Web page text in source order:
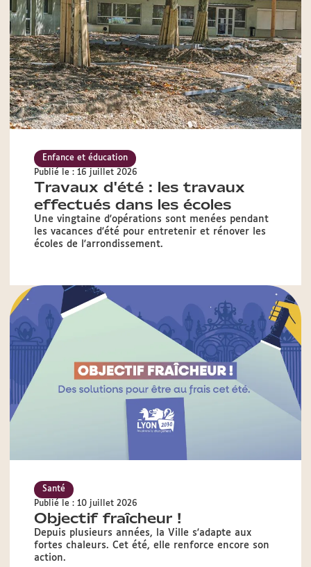
Enfance et éducation
Publié le : 16 juillet 2026
Travaux d'été : les travaux
effectués dans les écoles
Une vingtaine d'opérations sont menées pendant
les vacances d'été pour entretenir et rénover les
écoles de l'arrondissement.
Santé
Publié le : 10 juillet 2026
Objectif fraîcheur !
Depuis plusieurs années, la Ville s'adapte aux
fortes chaleurs. Cet été, elle renforce encore son
action.